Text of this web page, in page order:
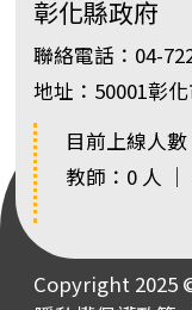
彰化縣政府
聯絡電話：04-
地址：50001彰
目前上線人
教師：0 人
Copyright 2025